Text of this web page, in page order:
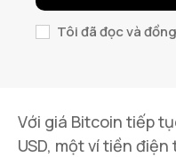
Tôi đã đọc và
Với giá Bitcoin tiếp
USD, một ví tiền